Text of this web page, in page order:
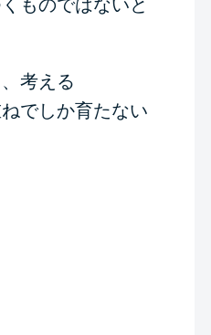
ものではないと
考える
でしか育たない